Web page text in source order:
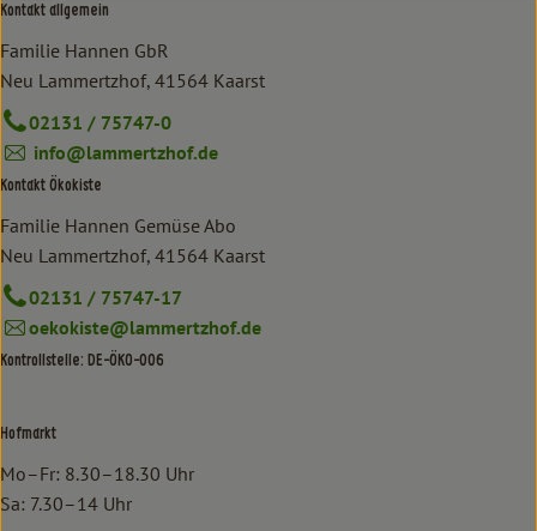
Kontakt allgemein
Familie Hannen GbR
Neu Lammertzhof, 41564 Kaarst
02131 / 75747-0
info@lammertzhof.de
Kontakt Ökokiste
Familie Hannen Gemüse Abo
Neu Lammertzhof, 41564 Kaarst
02131 / 75747-17
oekokiste@lammertzhof.de
Kontrollstelle: DE-ÖKO-006
Hofmarkt
Mo–Fr: 8.30–18.30 Uhr
Sa: 7.30–14 Uhr